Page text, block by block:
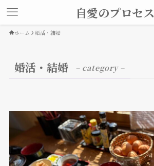
自愛のプロセス
ホーム 婚活・結婚
婚活・結婚 – category –